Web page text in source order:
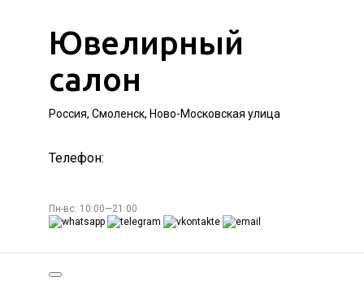
Ювелирный
салон
Россия, Смоленск, Ново-Московская улица
Телефон:
Пн-вс: 10:00—21:00